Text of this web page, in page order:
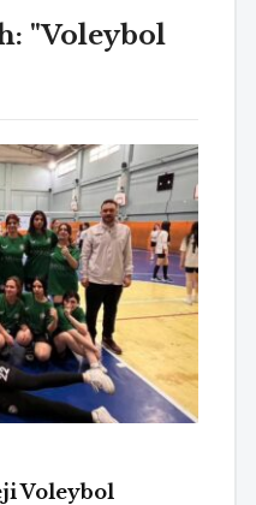
"Voleybol
Voleybol